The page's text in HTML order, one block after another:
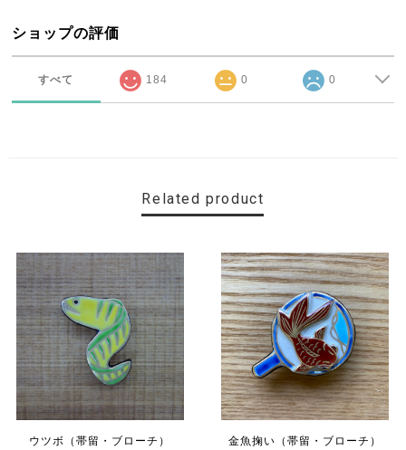
ショップの評価
すべて 184 0 0
Related product
ウツボ（帯留・ブローチ）
金魚掬い（帯留・ブローチ）